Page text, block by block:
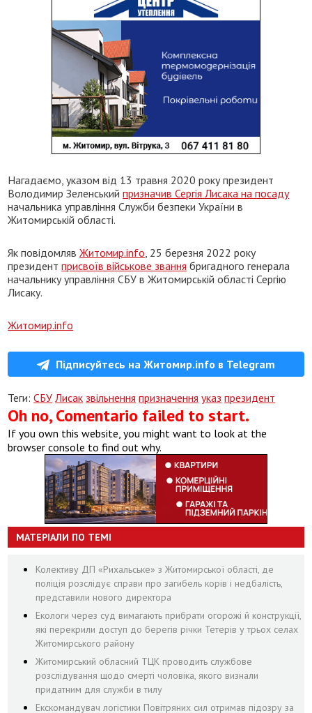
Нагадаємо, указом від 13 травня 2020 року президент
Володимир Зеленськийпризначив Сергія Лисака на посаду
начальника управління Служби безпеки України в
Житомирській області.
Як повідомлявЖитомир.info , 25 березня 2022 року
президентприсвоїв військове звання бригадного генерала
начальнику управління СБУ в Житомирській області Сергію
Лисаку.
Житомир.info
Підписуйтесь на Житомир.info в Telegram
Теги:СБУ Лисак звільнення призначення указ президент
Oh no, Comentario failed to start.
If you own this website, you might want to look at the
browser console to find out why.
МАТЕРІАЛИ ПО ТЕМІ
Колективу ДП «Рихальське» з Житомирської області, де
поліція розслідує справи про загибель корів і недбалість,
представили нового директора
Екологи через суд вимагають прибрати огорожі й конструкції,
які перекрили доступ до берегів річки Тетерів у трьох селах
Житомирського району
Житомирський обласний ТЦК проводить службове
розслідування щодо смерті чоловіка, якого визнали
придатним для служби в тилу
Екскомандувач логістики Повітряних сил отримав підозру за